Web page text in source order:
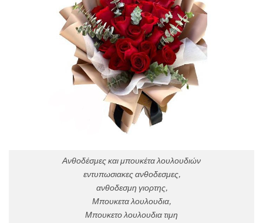
Ανθοδέσμες και μπουκέτα λουλουδιών
εντυπωσιακες ανθοδεσμες,
ανθοδεσμη γιορτης,
Μπουκετα λουλουδια,
Μπουκετο λουλουδια τιμη